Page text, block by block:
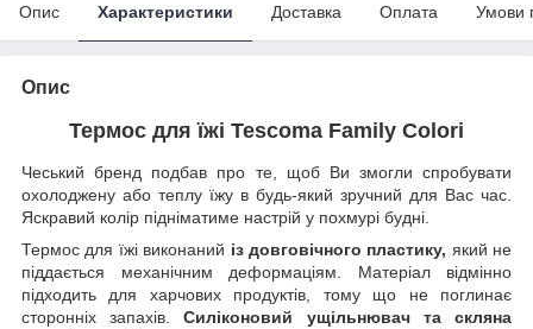
Опис Характеристики Доставка Оплата Умови
Опис
Термос для їжі Tescoma Family Colori
Чеський бренд подбав про те, щоб Ви змогли спробувати
охолоджену або теплу їжу в будь-який зручний для Вас час.
Яскравий колір підніматиме настрій у похмурі будні.
Термос для їжі виконаний із довговічного пластику, який не
піддається механічним деформаціям. Матеріал відмінно
підходить для харчових продуктів, тому що не поглинає
сторонніх запахів.Силіконовий ущільнювач та скляна